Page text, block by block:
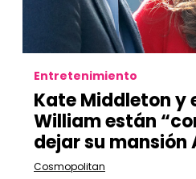
Entretenimiento
Kate Middleton y
William están
dejar su mansión
Cosmopolitan